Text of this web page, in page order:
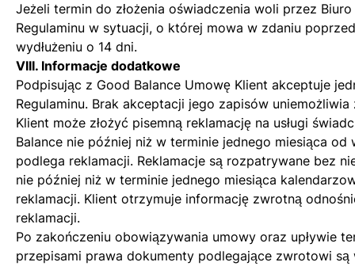
Jeżeli termin do złożenia oświadczenia woli przez
Regulaminu w sytuacji, o której mowa w zdaniu
wydłużeniu o 14 dni.
VIII. Informacje dodatkowe
Podpisując z Good Balance Umowę Klient akceptuje
Regulaminu. Brak akceptacji jego zapisów
Klient może złożyć pisemną reklamację na usługi
Balance nie później niż w terminie jednego miesiąca od
podlega reklamacji. Reklamacje są rozpatrywane bez
nie później niż w terminie jednego miesiąca
reklamacji. Klient otrzymuje informację zwrotną
reklamacji.
Po zakończeniu obowiązywania umowy oraz upływie
przepisami prawa dokumenty podlegające zwrotowi są